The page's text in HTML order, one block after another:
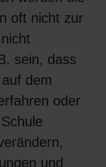
oft nicht zur
sein, dass
dem
oder
und